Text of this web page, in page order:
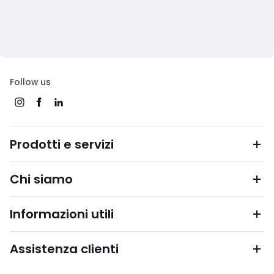
Follow us
Prodotti e servizi
Chi siamo
Informazioni utili
Assistenza clienti